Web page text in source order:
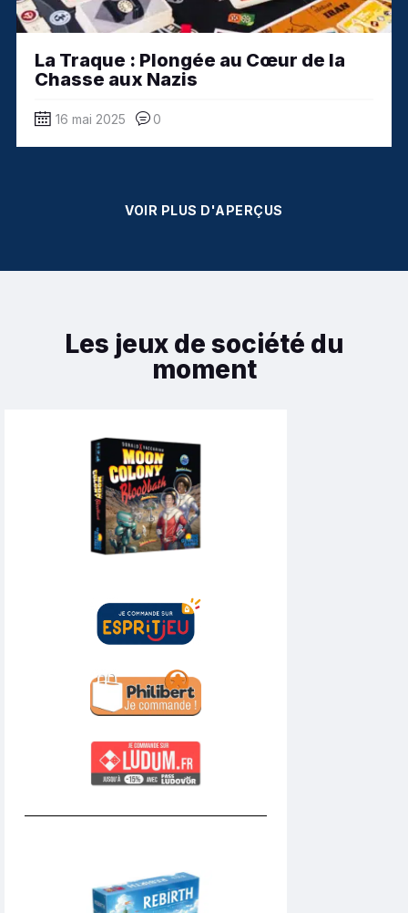
La Traque : Plongée au Cœur de la
Chasse aux Nazis
16 mai 2025 0
VOIR PLUS D'APERÇUS
Les jeux de société du
moment